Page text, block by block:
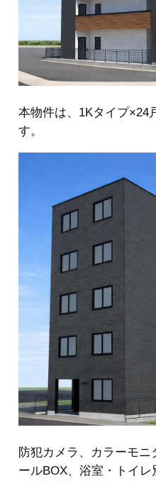
本物件は、1Kタイプ×24
す。
防犯カメラ、カラーモ
ールBOX、浴室・トイ